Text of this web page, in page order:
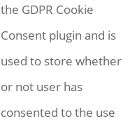
the GDPR Cookie
Consent plugin and is
used to store whether
or not user has
consented to the use